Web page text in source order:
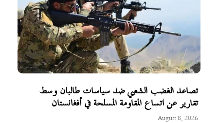
تصاعد الغضب الشعبي ضد سياسات طالبان وسط
تقارير عن اتساع المقاومة المسلحة في أفغانستان
August 8, 2026